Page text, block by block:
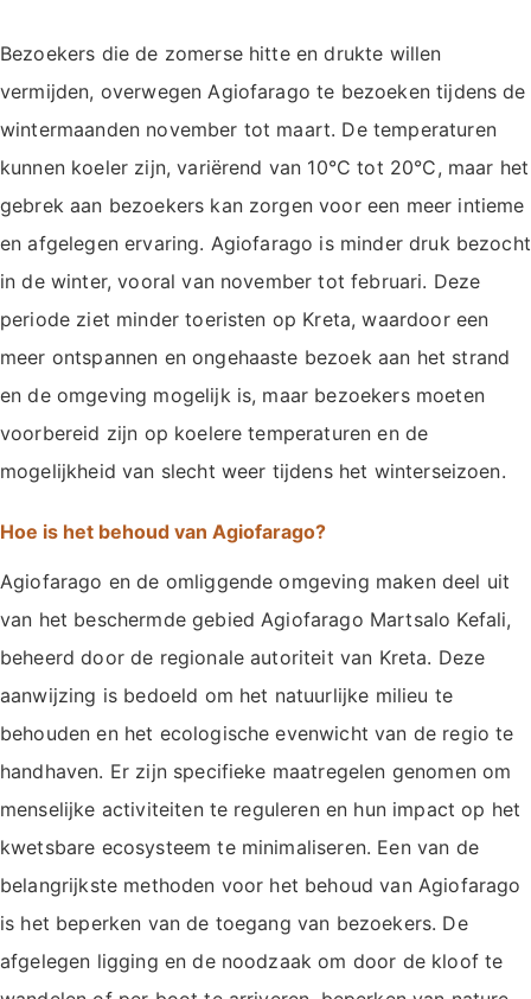
Bezoekers die de zomerse hitte en drukte willen
vermijden, overwegen Agiofarago te bezoeken tijdens de
wintermaanden november tot maart. De temperaturen
kunnen koeler zijn, variërend van 10°C tot 20°C, maar het
gebrek aan bezoekers kan zorgen voor een meer intieme
en afgelegen ervaring. Agiofarago is minder druk bezocht
in de winter, vooral van november tot februari. Deze
periode ziet minder toeristen op Kreta, waardoor een
meer ontspannen en ongehaaste bezoek aan het strand
en de omgeving mogelijk is, maar bezoekers moeten
voorbereid zijn op koelere temperaturen en de
mogelijkheid van slecht weer tijdens het winterseizoen.
Hoe is het behoud van Agiofarago?
Agiofarago en de omliggende omgeving maken deel uit
van het beschermde gebied Agiofarago Martsalo Kefali,
beheerd door de regionale autoriteit van Kreta. Deze
aanwijzing is bedoeld om het natuurlijke milieu te
behouden en het ecologische evenwicht van de regio te
handhaven. Er zijn specifieke maatregelen genomen om
menselijke activiteiten te reguleren en hun impact op het
kwetsbare ecosysteem te minimaliseren. Een van de
belangrijkste methoden voor het behoud van Agiofarago
is het beperken van de toegang van bezoekers. De
afgelegen ligging en de noodzaak om door de kloof te